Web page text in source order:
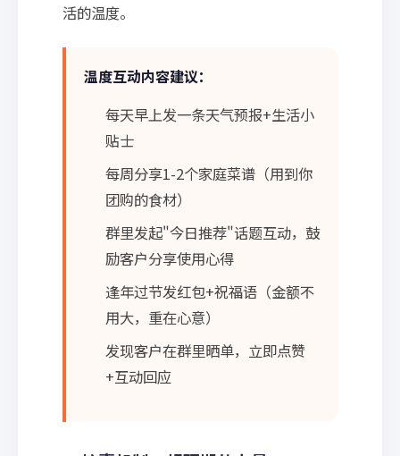
活的温度。
温度互动内容建议：
每天早上发一条天气预报+生活小
贴士
每周分享1-2个家庭菜谱（用到你
团购的食材）
群里发起"今日推荐"话题互动，鼓
励客户分享使用心得
逢年过节发红包+祝福语（金额不
用大，重在心意）
发现客户在群里晒单，立即点赞
+互动回应